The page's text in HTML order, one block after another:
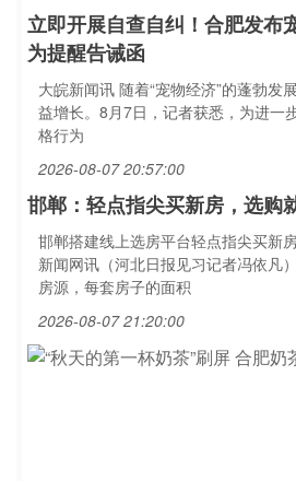
立即开展自查自纠！合肥发布
为提醒告诫函
大皖新闻讯 随着“宠物经济”的蓬勃发
益增长。8月7日，记者获悉，为进一
格行为
2026-08-07 20:57:00
邯郸：轻点指尖买新房，选购
邯郸搭建线上选房平台轻点指尖买新
新闻网讯（河北日报见习记者冯依凡
房源，每套房子的面积
2026-08-07 21:20:00